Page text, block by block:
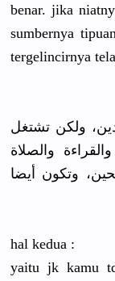
benar. jika
sumbernya
tergelincirnya
ولكن تشتغل
والصلاة
وتكون أيضا
hal kedua :
yaitu jk kamu